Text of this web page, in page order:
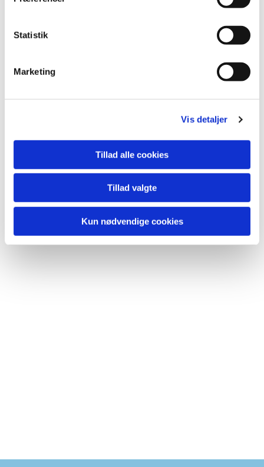
Statistik
Marketing
Vis detaljer
Tillad alle cookies
Tillad valgte
Kun nødvendige cookies
Du vil måske også kunne lide...